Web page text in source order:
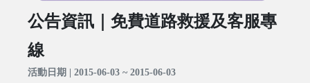
公告資訊｜免費道路救援及客服專
線
活動日期 | 2015-06-03 ~ 2015-06-03